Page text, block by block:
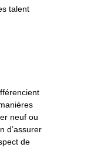
talent
neuf ou
d’assurer
de